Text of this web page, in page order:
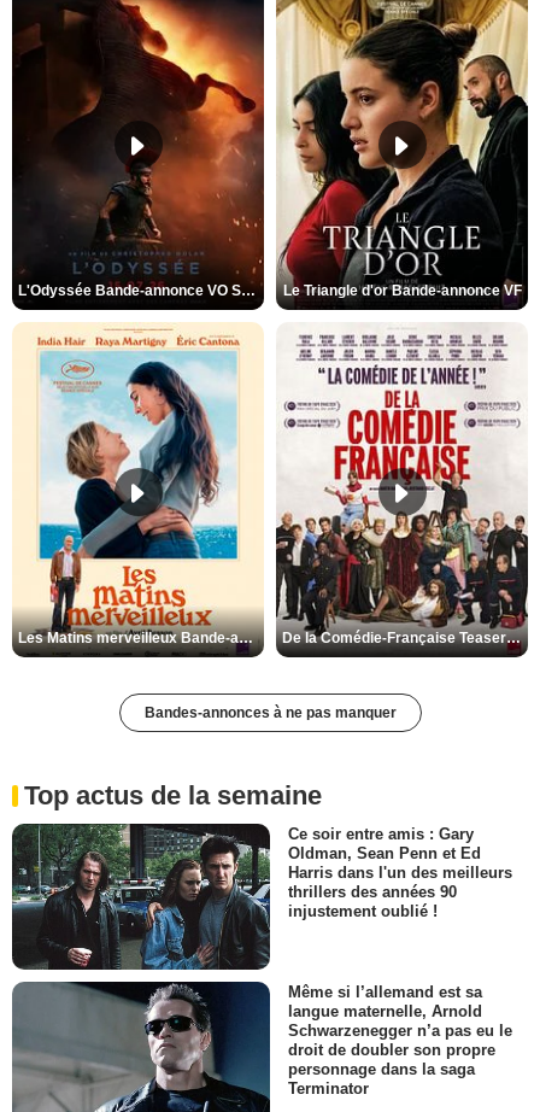
L'Odyssée Bande-annonce VO STFR Le Triangle d'or Bande-annonce VF
Les Matins merveilleux Bande-annonce VF De la Comédie-Française Teaser VF
Bandes-annonces à ne pas manquer
Top actus de la semaine
Ce soir entre amis : Gary
Oldman, Sean Penn et Ed
Harris dans l'un des meilleurs
thrillers des années 90
injustement oublié !
Même si l’allemand est sa
langue maternelle, Arnold
Schwarzenegger n’a pas eu le
droit de doubler son propre
personnage dans la saga
Terminator